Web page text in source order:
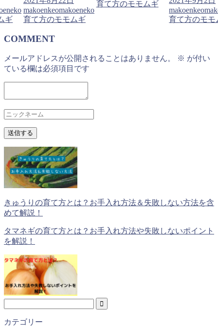
ギ
makoenkeomakoeneko
育て方のモモムギ
育て方のモモムギ
育て方のモモ
COMMENT
メールアドレスが公開されることはありません。 ※ が付い
ている欄は必須項目です
きゅうりの育て方とは？お手入れ方法＆失敗しない方法を含
めて解説！
タマネギの育て方とは？お手入れ方法や失敗しないポイント
を解説！
カテゴリー